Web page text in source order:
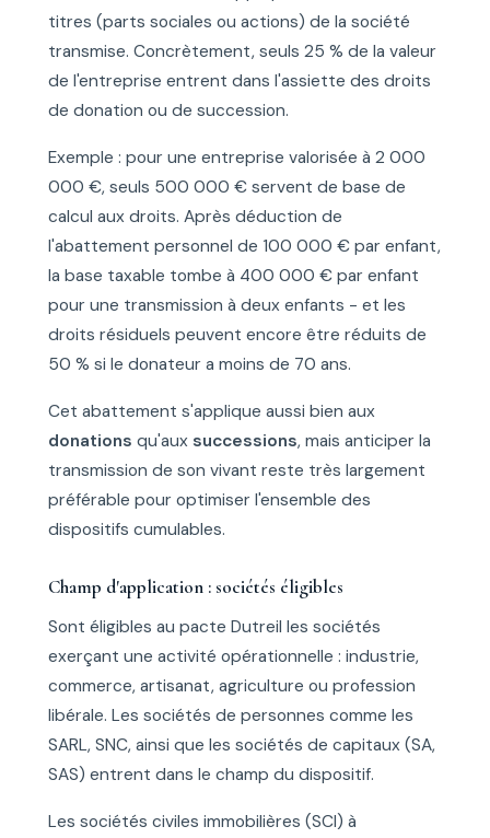
titres (parts sociales ou actions) de la société
transmise. Concrètement, seuls 25 % de la valeur
de l'entreprise entrent dans l'assiette des droits
de donation ou de succession.
Exemple : pour une entreprise valorisée à 2 000
000 €, seuls 500 000 € servent de base de
calcul aux droits. Après déduction de
l'abattement personnel de 100 000 € par enfant,
la base taxable tombe à 400 000 € par enfant
pour une transmission à deux enfants - et les
droits résiduels peuvent encore être réduits de
50 % si le donateur a moins de 70 ans.
Cet abattement s'applique aussi bien aux
donations qu'aux successions, mais anticiper la
transmission de son vivant reste très largement
préférable pour optimiser l'ensemble des
dispositifs cumulables.
Champ d'application : sociétés éligibles
Sont éligibles au pacte Dutreil les sociétés
exerçant une activité opérationnelle : industrie,
commerce, artisanat, agriculture ou profession
libérale. Les sociétés de personnes comme les
SARL, SNC, ainsi que les sociétés de capitaux (SA,
SAS) entrent dans le champ du dispositif.
Les sociétés civiles immobilières (SCI) à